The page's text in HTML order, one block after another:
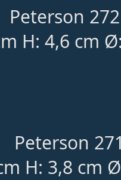
Peterson
H: 4,6 cm
Peterson
H: 3,8 cm